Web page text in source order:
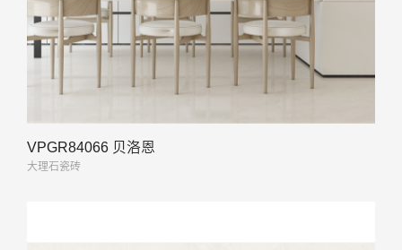
VPGR84066 贝洛恩
大理石瓷砖